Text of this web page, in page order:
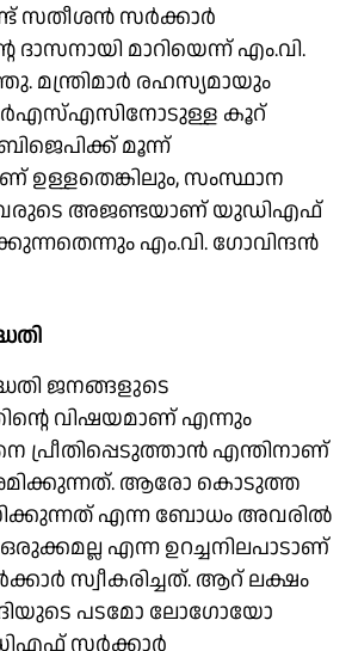
സതീശൻ സർക്കാർ
ദാസനായി മാറിയെന്ന് എം.വി.
മന്ത്രിമാർ രഹസ്യമായും
കൂറ്
മൂന്ന്
സംസ്ഥാന
അജണ്ടയാണ് യുഡിഎഫ്
എം.വി. ഗോവിന്ദൻ
ജനങ്ങളുടെ
വിഷയമാണ് എന്നും
എന്തിനാണ്
ആരോ കൊടുത്ത
എന്ന ബോധം അവരിൽ
എന്ന ഉറച്ചനിലപാടാണ്
സ്വീകരിച്ചത്. ആറ് ലക്ഷം
പടമോ ലോ​ഗോയോ
സർക്കാർ